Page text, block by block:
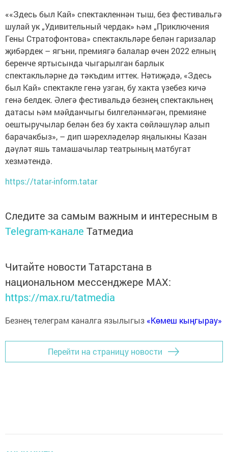
««Здесь был Кай» спектакленнән тыш, без фестивальгә
шулай ук „Удивительный чердак» һәм „Приключения
Гены Стратофонтова» спектакльләре белән гаризалар
җибәрдек – ягъни, премиягә балалар өчен 2022 елның
беренче яртысында чыгарылган барлык
спектакльләрне дә тәкъдим иттек. Нәтиҗәдә, «Здесь
был Кай» спектакле генә узган, бу хакта үзебез кичә
генә белдек. Әлегә фестивальдә безнең спектакльнең
датасы һәм мәйданчыгы билгеләнмәгән, премияне
оештыручылар белән без бу хакта сөйләшүләр алып
барачакбыз», – дип шәрехләделәр яңалыкны Казан
дәүләт яшь тамашачылар театрының матбугат
хезмәтендә.
https://tatar-inform.tatar
Следите за самым важным и интересным в
Telegram-канале Татмедиа
Читайте новости Татарстана в
национальном мессенджере MАХ:
https://max.ru/tatmedia
Безнең телеграм каналга язылыгыз «Көмеш кыңгырау»
Перейти на страницу новости